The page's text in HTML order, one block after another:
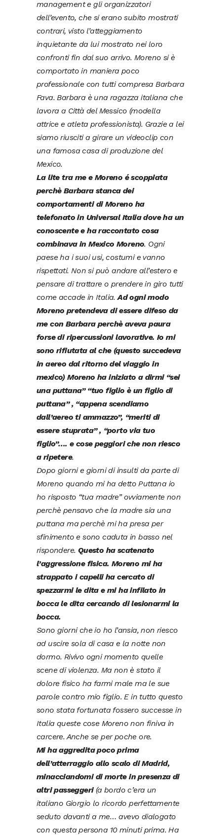
management e gli organizzatori
dell’evento, che si erano subito mostrati
contrari, visto l’atteggiamento
inquietante da lui mostrato nei loro
confronti fin dal suo arrivo. Moreno si è
comportato in maniera poco
professionale con tutti compresa Barbara
Fava. Barbara è una ragazza italiana che
lavora a Città del Messico (modella
attrice e atleta professionista). Grazie a lei
siamo riusciti a girare un videoclip con
una famosa casa di produzione del
Mexico.
La lite tra me e Moreno é scoppiata
perchè Barbara stanca dei
comportamenti di Moreno ha
telefonato in Universal Italia dove ha un
conoscente e ha raccontato cosa
combinava in Mexico Moreno. Ogni
paese ha i suoi usi, costumi e vanno
rispettati. Non si può andare all’estero e
pensare di trattare o prendere in giro tutti
come accade in Italia.Ad ogni modo
Moreno pretendeva di essere difeso da
me con Barbara perchè aveva paura
forse di ripercussioni lavorative. Io mi
sono rifiutata al che (questo succedeva
in aereo dal ritorno del viaggio in
mexico) Moreno ha iniziato a dirmi “sei
una puttana” “tuo figlio è un figlio di
puttana” , “appena scendiamo
dall’aereo ti ammazzo”, “meriti di
essere stuprata” , “porto via tuo
figlio”…. e cose peggiori che non riesco
a ripetere.
Dopo giorni e giorni di insulti da parte di
Moreno quando mi ha detto Puttana io
ho risposto “tua madre” ovviamente non
perchè pensavo che la madre sia una
puttana ma perchè mi ha presa per
sfinimento e sono caduta in basso nel
rispondere. Questo ha scatenato
l’aggressione fisica. Moreno mi ha
strappato i capelli ha cercato di
spezzarmi le dita e mi ha infilato in
bocca le dita cercando di lesionarmi la
bocca.
Sono giorni che io ho l’ansia, non riesco
ad uscire sola di casa e la notte non
dormo. Rivivo ogni momento quelle
scene di violenza. Ma non è stato il
dolore fisico ha farmi male ma le sue
parole contro mio figlio. E in tutto questo
sono stata fortunata fossero successe in
Italia queste cose Moreno non finiva in
carcere. Anche se per poche ore.
Mi ha aggredita poco prima
dell’atterraggio allo scalo di Madrid,
minacciandomi di morte in presenza di
altri passeggeri(a bordo c’era un
italiano Giorgio lo ricordo perfettamente
seduto davanti a me… avevo dialogato
con questa persona 10 minuti prima. Ha